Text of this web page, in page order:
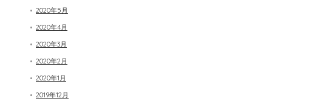
2020年5月
2020年4月
2020年3月
2020年2月
2020年1月
2019年12月